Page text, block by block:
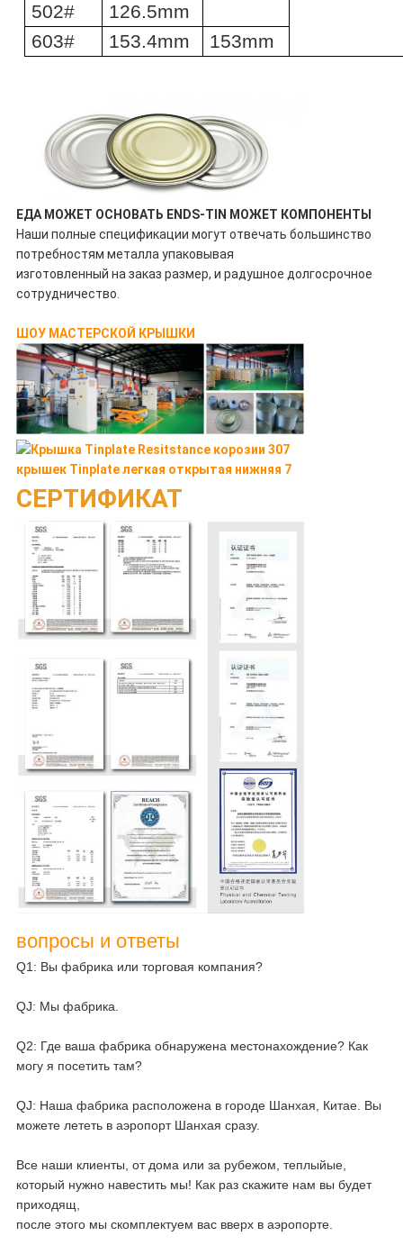
502#
126.5mm
603#
153.4mm 153mm
ЕДА МОЖЕТ ОСНОВАТЬ ENDS-TIN МОЖЕТ КОМПОНЕНТЫ
Наши полные спецификации могут отвечать большинство
потребностям металла упаковывая
изготовленный на заказ размер, и радушное долгосрочное
сотрудничество.
ШОУ МАСТЕРСКОЙ КРЫШКИ
СЕРТИФИКАТ
вопросы и ответы
Q1: Вы фабрика или торговая компания?
QJ: Мы фабрика.
Q2: Где ваша фабрика обнаружена местонахождение? Как
могу я посетить там?
QJ: Наша фабрика расположена в городе Шанхая, Китае. Вы
можете лететь в аэропорт Шанхая сразу.
Все наши клиенты, от дома или за рубежом, теплыйые,
который нужно навестить мы! Как раз скажите нам вы будет
приходящ,
после этого мы скомплектуем вас вверх в аэропорте.